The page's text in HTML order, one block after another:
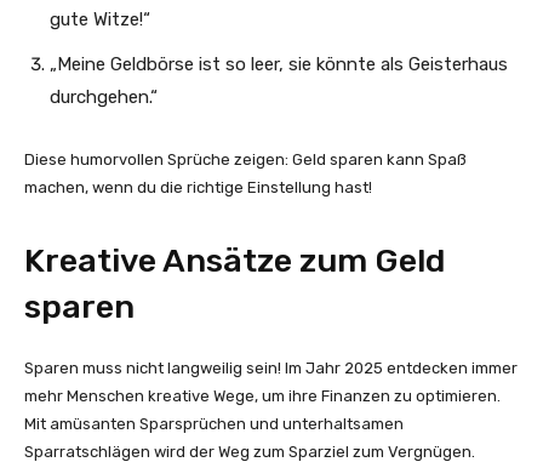
gute Witze!“
„Meine Geldbörse ist so leer, sie könnte als Geisterhaus
durchgehen.“
Diese humorvollen Sprüche zeigen: Geld sparen kann Spaß
machen, wenn du die richtige Einstellung hast!
Kreative Ansätze zum Geld
sparen
Sparen muss nicht langweilig sein! Im Jahr 2025 entdecken immer
mehr Menschen kreative Wege, um ihre Finanzen zu optimieren.
Mit amüsanten Sparsprüchen und unterhaltsamen
Sparratschlägen wird der Weg zum Sparziel zum Vergnügen.